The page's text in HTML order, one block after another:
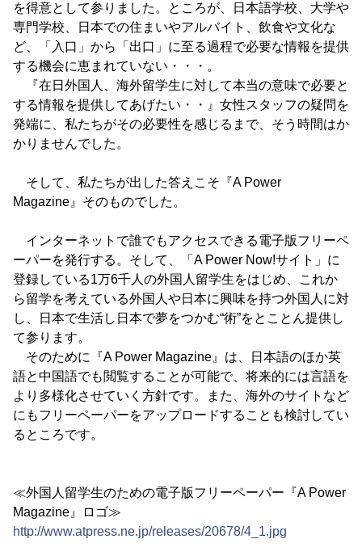
を得意として参りました。ところが、日本語学校、大学や
専門学校、日本での住まいやアルバイト、飲食や文化な
ど、「入口」から「出口」に至る過程で必要な情報を提供
する機会に恵まれていない・・・。
『在日外国人、海外留学生に対して本当の意味で必要と
する情報を提供してあげたい・・』女性スタッフの疑問を
発端に、私たちがその必要性を感じるまで、そう時間はか
かりませんでした。
そして、私たちが出した答えこそ『A Power
Magazine』そのものでした。
インターネットで誰でもアクセスできる電子版フリーペ
ーパーを発行する。そして、「A Power Now!サイト」に
登録している1万6千人の外国人留学生をはじめ、これか
ら留学を考えている外国人や日本に興味を持つ外国人に対
し、日本で生活し日本で夢をつかむ“術”をとことん提供し
て参ります。
そのために『A Power Magazine』は、日本語のほか英
語と中国語でも閲覧することが可能で、将来的には言語を
より多様化させていく方針です。また、海外のサイトなど
にもフリーペーパーをアップロードすることも検討してい
るところです。
≪外国人留学生のための電子版フリーペーパー『A Power
Magazine』ロゴ≫
http://www.atpress.ne.jp/releases/20678/4_1.jpg